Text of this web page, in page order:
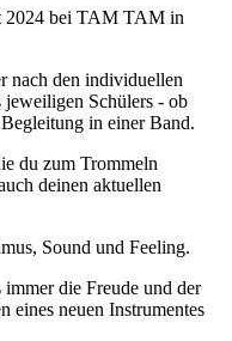
2024 bei TAM TAM in
nach den individuellen
jeweiligen Schülers - ob
in einer Band.
du zum Trommeln
deinen aktuellen
Sound und Feeling.
die Freude und der
eines neuen Instrumentes